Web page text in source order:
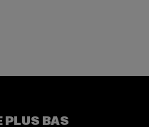
channel:
PLUS BAS